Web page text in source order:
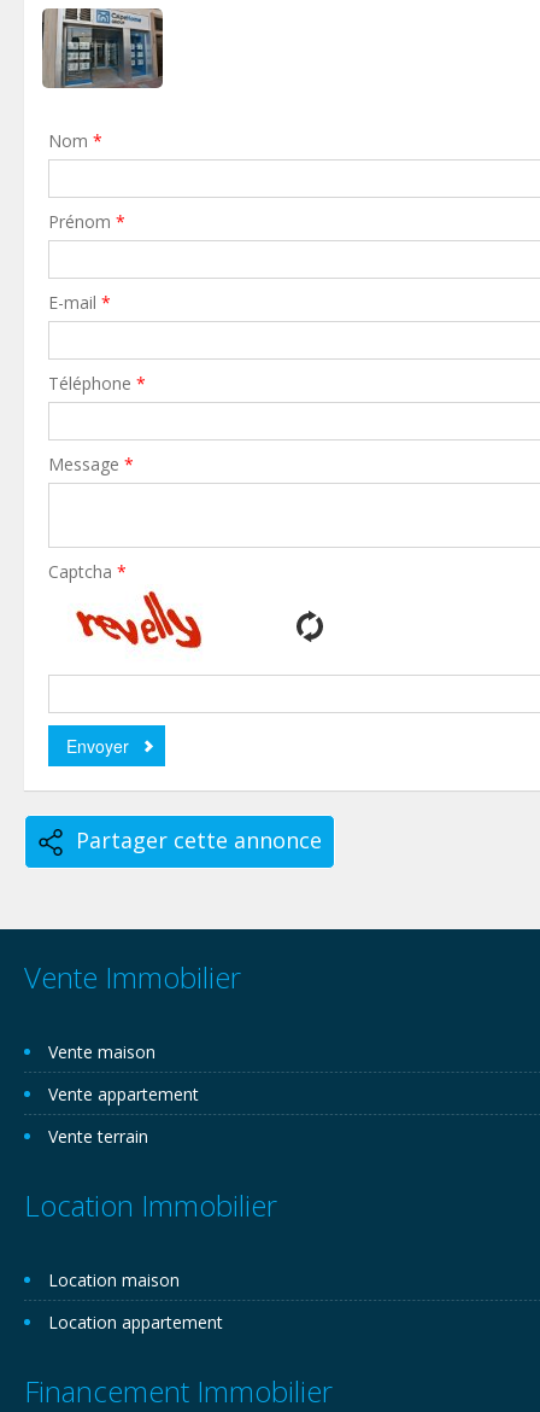
Nom *
Prénom *
E-mail *
Téléphone *
Message *
Captcha *
Partager cette annonce
Vente Immobilier
Vente maison
Vente appartement
Vente terrain
Location Immobilier
Location maison
Location appartement
Financement Immobilier